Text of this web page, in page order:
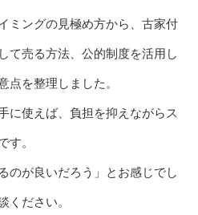
ミングの見極め方から、古家付
て売る方法、公的制度を活用し
点を整理しました。
に使えば、負担を抑えながらス
す。
のが良いだろう」とお感じでし
ください。